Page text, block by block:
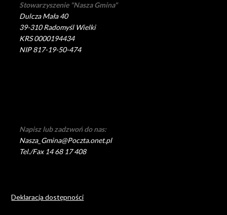
Stowarzyszenie "Nasza Gmina"
Dulcza Mała 40
39-310 Radomyśl Wielki
KRS 0000194434
NIP 817-19-50-474
Napisz lub zadzwoń do nas:
Nasza_Gmina@Poczta.onet.pl
Tel./Fax 14 68 17 408
Deklaracja dostępności